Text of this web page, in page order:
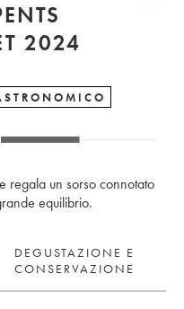
SÉBASTIEN BRUNET 2024
regala un sorso connotato
equilibrio.
DEGUSTAZIONE E
CONSERVAZIONE